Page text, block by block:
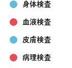
身体検査
血液検査
皮膚検査
病理検査